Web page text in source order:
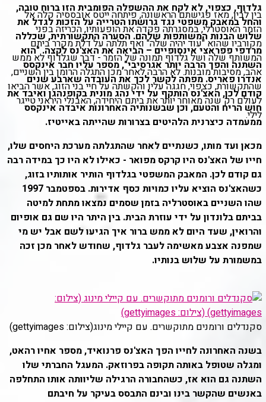
בין לבין, מאז פגישתם הראשונה, פיתחה ייטס אובססיה קלה אל
הזמר האוסטרלי, במסגרתה פקדה את הופעותיו, הכריזה בפני
מקורביו שהוא "עוד יהיה שלה" ואף תלתה על דלת מקרר ביתם
המשותף שלה ושל גלדוף תמונה של הזמר - דבר שגלדוף לא ממש
אהב, מסיבות מובנות. לא הרבה לאחר מכן התגלה הרומן בין השניים,
שהתקשורת, כצפוי, חגגה עליו והקשתה על חיי בני הזוג, אשר הביאו
לעולם רק שנה מאוחר יותר את ביתם היחידה, האבנלי היראני טייגר
לילי.
גלדוף, כצפוי, לא לקח את ההשפלה הפומבית הזו ברוח טובה,
והחל במאבק משפטי נגד גרושתו הטרייה על הזכות לגדל את
שלוש הבנות המשותפות שלהם. הסערה התקשורתית, שכללה
מרדפי פפראצי אינסופיים – הביאה את האצ'נס לקצה. "הוא
השתנה והפך הרבה יותר אגרסיבי", מספר עליו חבר אינקסס
אנדרו פאריס. מפתה לקשר לכך את העובדה שארבע שנים
קודם לכן, האצ'נס הותקף על ידי נהג מונית בקופנהגן ואיבד את
חוש הריח והטעם, וכן שבשנותיה האחרונות איבדה אינקסס
ממעמדה כיצרנית הלהיטים בצרורות שהייתה באייטיז.
מכאן ועד מותו, כשנתיים לאחר שהתגלתה מערכת היחסים שלו,
חייו של האצ'נס היו קרקס מפואר - כאילו לא היו כך במידה רבה
גם קודם לכן. המאבק המשפטי בגלדוף הותיר אותותיו בזוג,
כשהאצ'נס הוציא עליו כמויות כסף אדירות. בספטמבר 1997
שהו השניים באוסטרליה בזמן שסמים נמצאו מתחת למיטה
בביתם בלונדון על ידי עוזרת הבית. בין היתר היו שם גם אופיום
והרואין, שעד היום לא ממש ברור איך הגיעו לשם אבל יש מי
שמפנה אצבע מאשימה לעבר גלדוף, שחודש לאחר מכן זכה
במשמורת על שלוש בנותיו.
סקנדלים ורומנים מתוקשרים. עם קיילי מינוג(צילום: gettyimages)
בשנה האחרונה לחייו הפך האצ'נס פרנואיד, מספר אחיו רהאט,
ומגלה שטופל באותה תקופה בפרוזאק. המעגל החברתי שלו
השתנה גם הוא אז, כשהחבורה הרגילה שליוותה אותו התחלפה
באנשים שהקשר בינו ובינם התבסס בעיקר על חיבתם